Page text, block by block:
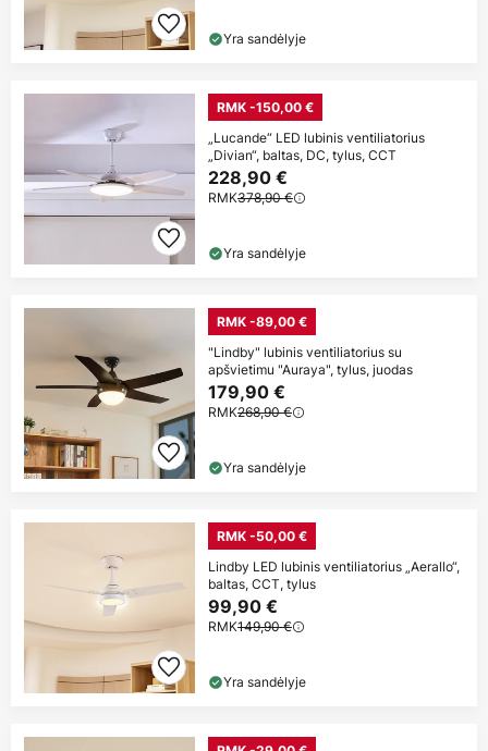
Yra sandėlyje
RMK -150,00 €
„Lucande“ LED lubinis ventiliatorius
„Divian“, baltas, DC, tylus, CCT
228,90 €
RMK378,90 €
Yra sandėlyje
RMK -89,00 €
"Lindby" lubinis ventiliatorius su
apšvietimu "Auraya", tylus, juodas
179,90 €
RMK268,90 €
Yra sandėlyje
RMK -50,00 €
Lindby LED lubinis ventiliatorius „Aerallo“,
baltas, CCT, tylus
99,90 €
RMK149,90 €
Yra sandėlyje